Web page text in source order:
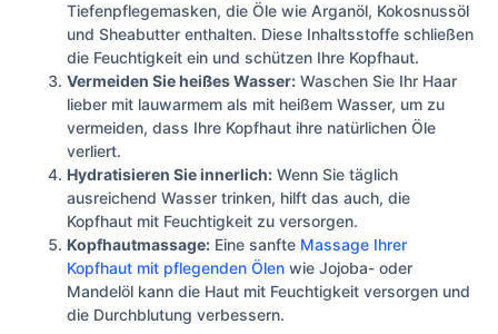
Tiefenpflegemasken, die Öle wie Arganöl, Kokosnussöl
und Sheabutter enthalten. Diese Inhaltsstoffe schließen
die Feuchtigkeit ein und schützen Ihre Kopfhaut.
Vermeiden Sie heißes Wasser: Waschen Sie Ihr Haar
lieber mit lauwarmem als mit heißem Wasser, um zu
vermeiden, dass Ihre Kopfhaut ihre natürlichen Öle
verliert.
Hydratisieren Sie innerlich: Wenn Sie täglich
ausreichend Wasser trinken, hilft das auch, die
Kopfhaut mit Feuchtigkeit zu versorgen.
Kopfhautmassage: Eine sanfte Massage Ihrer
Kopfhaut mit pflegenden Ölen wie Jojoba- oder
Mandelöl kann die Haut mit Feuchtigkeit versorgen und
die Durchblutung verbessern.